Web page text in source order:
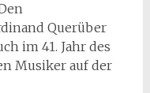
Querüber
im 41. Jahr des
Musiker auf der